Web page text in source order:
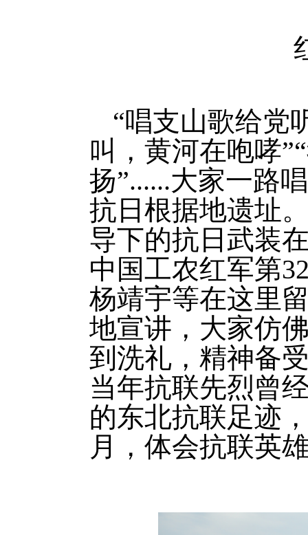
“唱支山歌给党
叫，黄河在咆哮
扬”......大家一路
抗日根据地遗址
导下的抗日武装
中国工农红军第
杨靖宇等在这里
地宣讲，大家仿
到洗礼，精神备
当年抗联先烈曾
的东北抗联足迹
月，体会抗联英